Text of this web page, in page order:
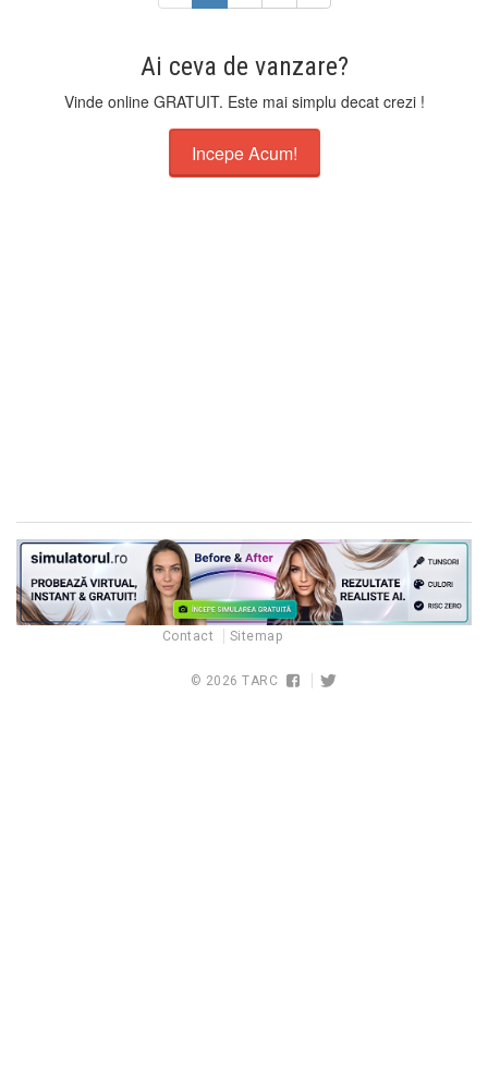
Ai ceva de vanzare?
Vinde online GRATUIT. Este mai simplu decat crezi !
Incepe Acum!
Contact Sitemap
© 2026TARC